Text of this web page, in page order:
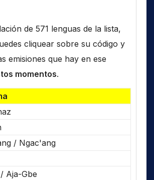
de 571 lenguas de la lista,
cliquear sobre su código y
emisiones que hay en ese
momentos.
/ Ngac'ang
Aja-Gbe